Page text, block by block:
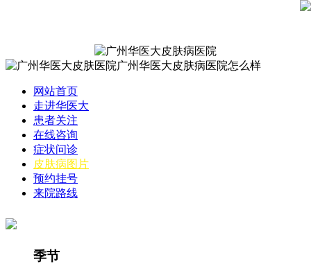
网站首页
走进华医大
患者关注
在线咨询
症状问诊
皮肤病图片
预约挂号
来院路线
季节